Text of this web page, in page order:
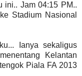
ini.. Jam 04:15 PM..
Stadium Nasional
Ianya sekaligus
Kelantan
Piala FA 2013